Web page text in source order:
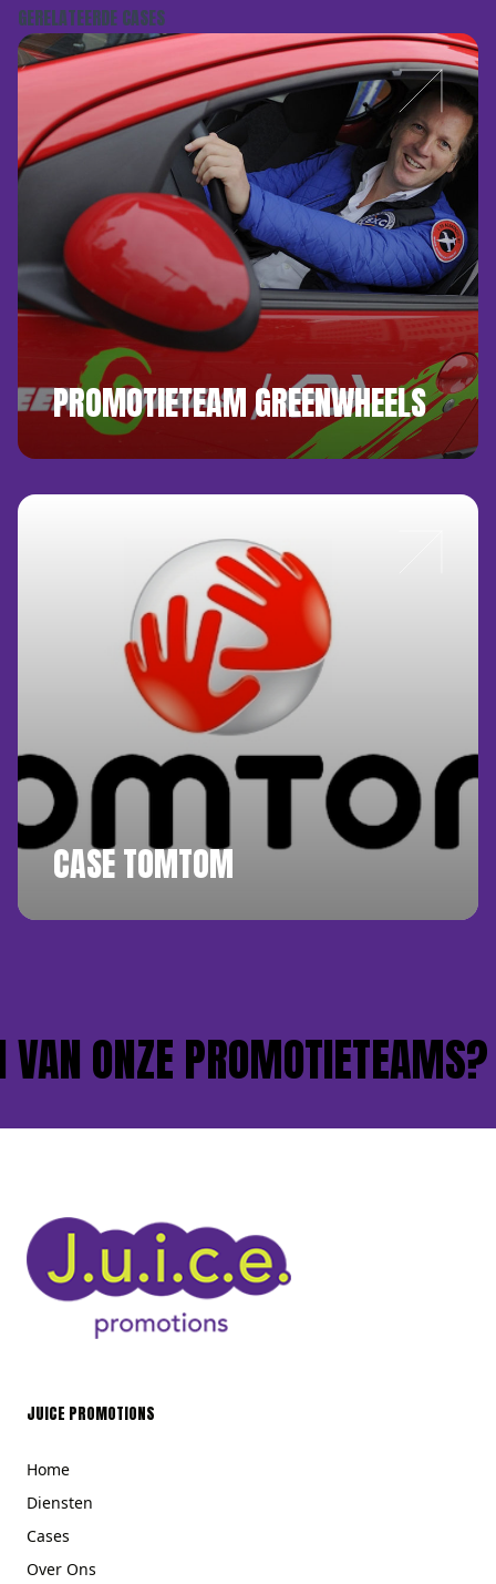
GERELATEERDE CASES
PROMOTIETEAM GREENWHEELS
CASE TOMTOM
ONZE PROMOTIETEAMS?
JUICE PROMOTIONS
Home
Diensten
Cases
Over Ons